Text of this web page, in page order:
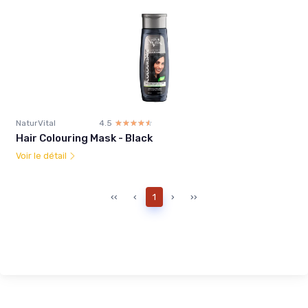
NaturVital 4.5 ☆☆☆☆☆
★★★★★
Hair Colouring Mask - Black
Voir le détail
‹‹ ‹ 1 › ››